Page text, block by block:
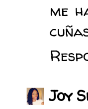
me
Joy